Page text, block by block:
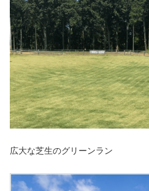
広大な芝生のグリーンラン